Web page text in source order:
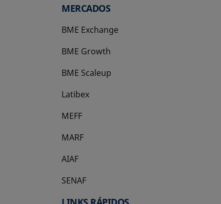
MERCADOS
BME Exchange
BME Growth
se abre en una pestaña nueva
BME Scaleup
se abre en una pestaña nueva
Latibex
se abre en una pestaña nueva
MEFF
se abre en una pestaña nueva
MARF
AIAF
SENAF